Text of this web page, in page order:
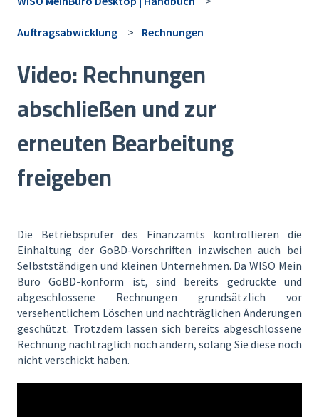
Auftragsabwicklung Rechnungen
Video: Rechnungen
abschließen und zur
erneuten Bearbeitung
freigeben
Die Betriebsprüfer des Finanzamts kontrollieren die
Einhaltung der GoBD-Vorschriften inzwischen auch bei
Selbstständigen und kleinen Unternehmen. Da WISO Mein
Büro GoBD-konform ist, sind bereits gedruckte und
abgeschlossene Rechnungen grundsätzlich vor
versehentlichem Löschen und nachträglichen Änderungen
geschützt. Trotzdem lassen sich bereits abgeschlossene
Rechnung nachträglich noch ändern, solang Sie diese noch
nicht verschickt haben.